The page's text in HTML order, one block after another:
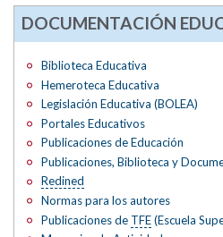
DOCUMENTACIÓN
Biblioteca Educativa
Hemeroteca Educativa
Legislación Educativa (BOLEA)
Portales Educativos
Publicaciones de Educación
Publicaciones, Biblioteca y
Redined
Normas para los autores
Publicaciones de TFE(Escuela